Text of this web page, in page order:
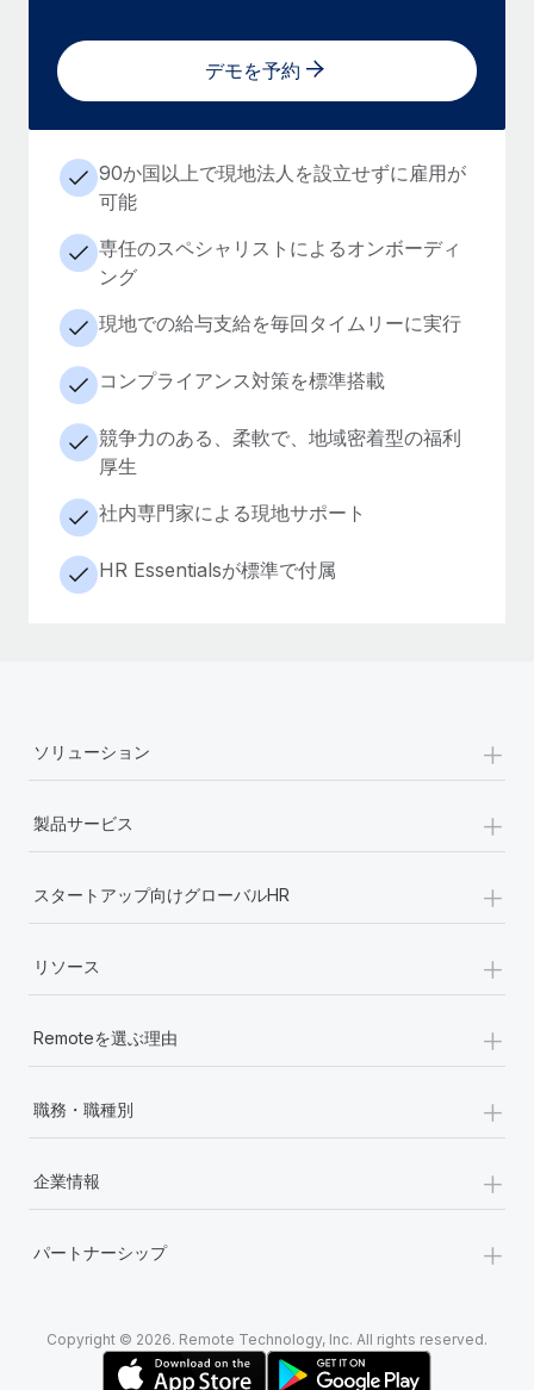
デモを予約
90か国以上で現地法人を設立せずに雇用が
可能
専任のスペシャリストによるオンボーディ
ング
現地での給与支給を毎回タイムリーに実行
コンプライアンス対策を標準搭載
競争力のある、柔軟で、地域密着型の福利
厚生
社内専門家による現地サポート
HR Essentialsが標準で付属
ソリューション +
製品サービス +
スタートアップ向けグローバルHR +
リソース +
Remoteを選ぶ理由 +
職務・職種別 +
企業情報 +
パートナーシップ +
Copyright © 2026. Remote Technology, Inc. All rights reserved.